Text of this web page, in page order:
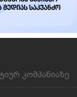
კომპანიაზე